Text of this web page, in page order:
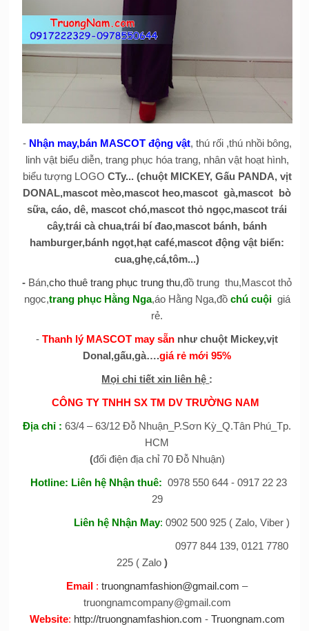
- Nhận may,bán MASCOT động vật, thú rối ,thú nhồi bông,
linh vật biểu diễn, trang phục hóa trang, nhân vật hoạt hình,
biểu tượng LOGO CTy... (chuột MICKEY, Gấu PANDA, vịt
DONAL,mascot mèo,mascot heo,mascot gà,mascot bò
sữa, cáo, dê, mascot chó,mascot thỏ ngọc,mascot trái
cây,trái cà chua,trái bí đao,mascot bánh, bánh
hamburger,bánh ngọt,hạt café,mascot động vật biển:
cua,ghẹ,cá,tôm...)
- Bán,cho thuê trang phục trung thu,đồ trung thu,Mascot thỏ
ngọc,trang phục Hằng Nga,áo Hằng Nga,đồ chú cuộigiá
rẻ.
-Thanh lý MASCOT may sẵn như chuột Mickey,vịt
Donal,gấu,gà….giá rẻ mới 95%
Mọi chi tiết xin liên hệ :
CÔNG TY TNHH SX TM DV TRƯỜNG NAM
Địa chỉ :63/4 – 63/12 Đỗ Nhuận_P.Sơn Kỳ_Q.Tân Phú_Tp.
HCM
(đối điện địa chỉ 70 Đỗ Nhuận)
Hotline: Liên hệ Nhận thuê: 0978 550 644 - 0917 22 23
29
Liên hệ Nhận May: 0902 500 925 ( Zalo, Viber )
0977 844 139, 0121 7780
225 ( Zalo )
Email : truongnamfashion@gmail.com –
truongnamcompany@gmail.com
Website: http://truongnamfashion.com - Truongnam.com